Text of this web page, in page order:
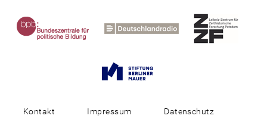
Kontakt Impressum Datenschutz